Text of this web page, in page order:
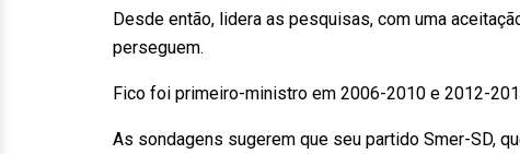
Desde então, lidera as pesquisas, com uma
perseguem.
Fico foi primeiro-ministro em 2006-2010 e 2012-
As sondagens sugerem que seu partido Smer-SD,